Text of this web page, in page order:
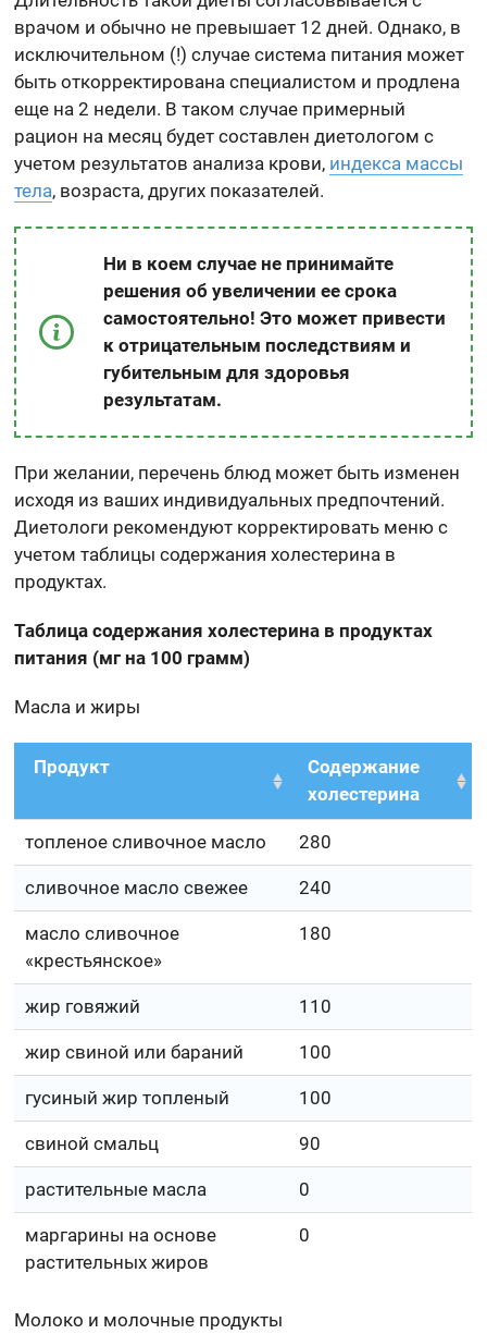
врачом и обычно не превышает 12 дней. Однако, в
исключительном (!) случае система питания может
быть откорректирована специалистом и продлена
еще на 2 недели. В таком случае примерный
рацион на месяц будет составлен диетологом с
учетом результатов анализа крови, индекса массы
тела, возраста, других показателей.
Ни в коем случае не принимайте
решения об увеличении ее срока
самостоятельно! Это может привести
к отрицательным последствиям и
губительным для здоровья
результатам.
При желании, перечень блюд может быть изменен
исходя из ваших индивидуальных предпочтений.
Диетологи рекомендуют корректировать меню с
учетом таблицы содержания холестерина в
продуктах.
Таблица содержания холестерина в продуктах
питания (мг на 100 грамм)
Масла и жиры
Продукт
Содержание
холестерина
топленое сливочное масло 280
сливочное масло свежее 240
масло сливочное
«крестьянское»
180
жир говяжий 110
жир свиной или бараний 100
гусиный жир топленый 100
свиной смальц 90
растительные масла 0
маргарины на основе
растительных жиров
0
Молоко и молочные продукты